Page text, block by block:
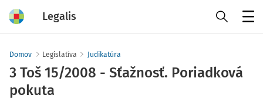
Legalis
Domov Legislatíva Judikatúra
3 Toš 15/2008 - Sťažnosť. Poriadková
pokuta